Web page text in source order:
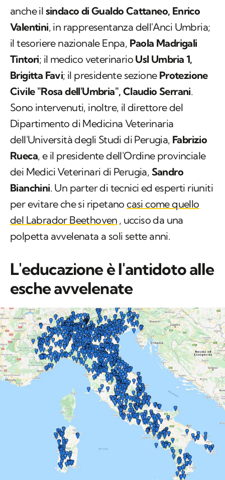
anche il sindaco di Gualdo Cattaneo, Enrico
Valentini, in rappresentanza dell'Anci Umbria;
il tesoriere nazionale Enpa, Paola Madrigali
Tintori; il medico veterinario Usl Umbria 1,
Brigitta Favi; il presidente sezione Protezione
Civile "Rosa dell'Umbria", Claudio Serrani.
Sono intervenuti, inoltre, il direttore del
Dipartimento di Medicina Veterinaria
dell'Università degli Studi di Perugia, Fabrizio
Rueca, e il presidente dell'Ordine provinciale
dei Medici Veterinari di Perugia, Sandro
Bianchini. Un parter di tecnici ed esperti riuniti
per evitare che si ripetanocasi come quello
del Labrador Beethoven , ucciso da una
polpetta avvelenata a soli sette anni.
L'educazione è l'antidoto alle
esche avvelenate